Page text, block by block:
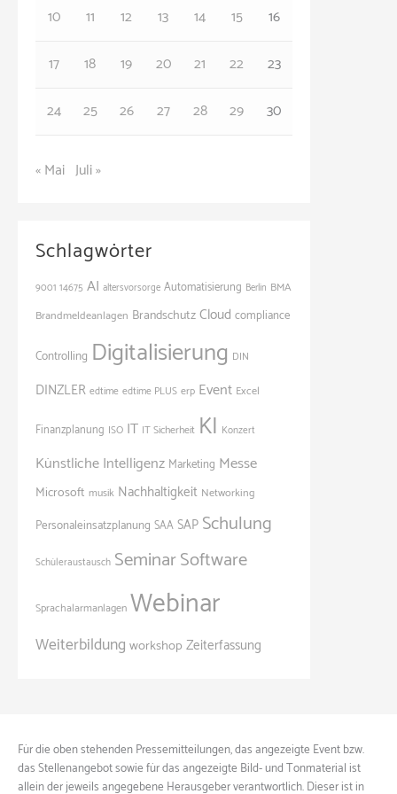
10
11 12 13 14 15
16
17
18 19 20 21 22
23
24
25 26 27 28 29 30
« Mai Juli »
Schlagwörter
9001 14675 AI altersvorsorge Automatisierung Berlin BMA
Brandmeldeanlagen BrandschutzCloud compliance
Controlling Digitalisierung DIN
DINZLER edtime edtime PLUS erp Event Excel
Finanzplanung ISO IT IT Sicherheit KI Konzert
Künstliche Intelligenz Marketing Messe
Microsoft musik Nachhaltigkeit Networking
Personaleinsatzplanung SAASAP Schulung
Schüleraustausch SeminarSoftware
Sprachalarmanlagen Webinar
Weiterbildung workshop Zeiterfassung
Für die oben stehenden Pressemitteilungen, das angezeigte Event bzw.
das Stellenangebot sowie für das angezeigte Bild- und Tonmaterial ist
allein der jeweils angegebene Herausgeber verantwortlich. Dieser ist in